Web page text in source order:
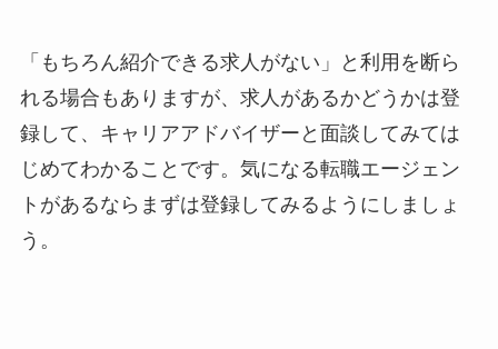
「もちろん紹介できる求人がない」と利用を断ら
れる場合もありますが、求人があるかどうかは登
録して、キャリアアドバイザーと面談してみては
じめてわかることです。気になる転職エージェン
トがあるならまずは登録してみるようにしましょ
う。